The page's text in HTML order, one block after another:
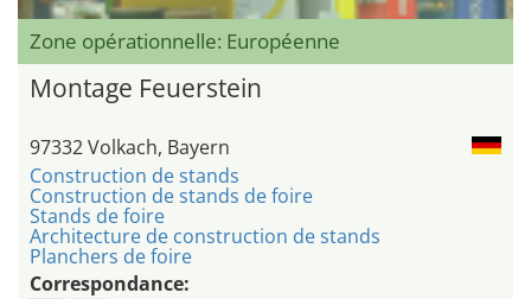
Zone opérationnelle: Européenne
Montage Feuerstein
97332 Volkach, Bayern
Construction de stands
Construction de stands de foire
Stands de foire
Architecture de construction de stands
Planchers de foire
Correspondance: